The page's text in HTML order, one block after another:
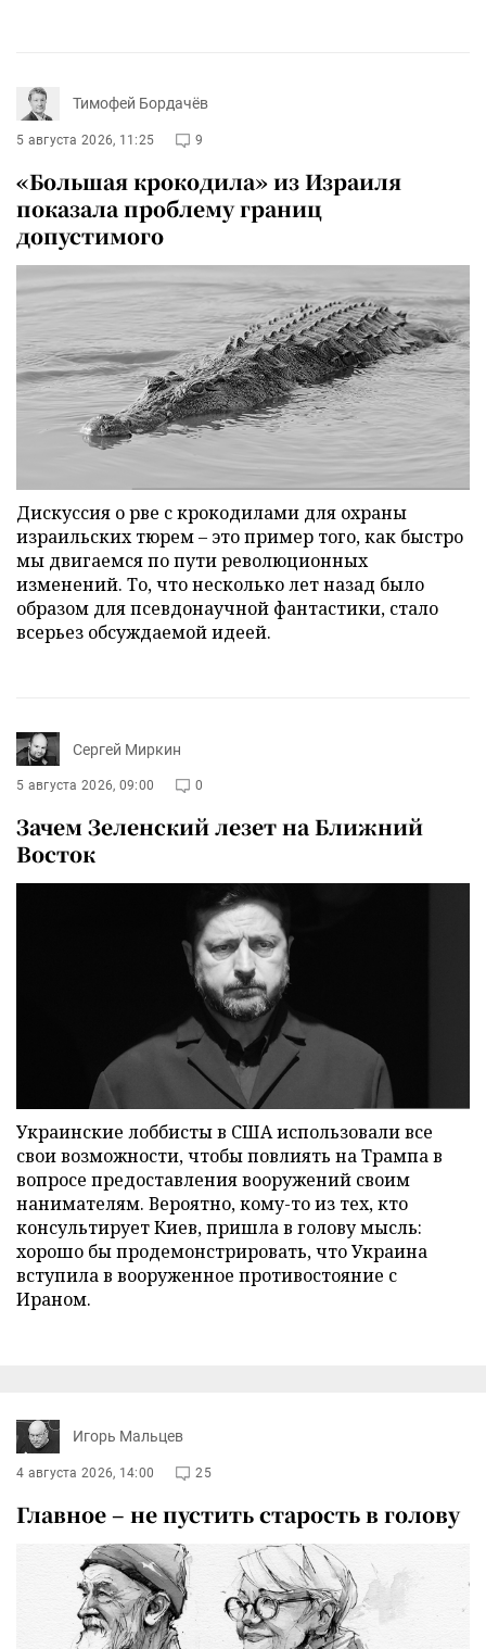
Тимофей Бордачёв
5 августа 2026, 11:25 9
«Большая крокодила» из Израиля
показала проблему границ
допустимого
Дискуссия о рве с крокодилами для охраны
израильских тюрем – это пример того, как быстро
мы двигаемся по пути революционных
изменений. То, что несколько лет назад было
образом для псевдонаучной фантастики, стало
всерьез обсуждаемой идеей.
Сергей Миркин
5 августа 2026, 09:00 0
Зачем Зеленский лезет на Ближний
Восток
Украинские лоббисты в США использовали все
свои возможности, чтобы повлиять на Трампа в
вопросе предоставления вооружений своим
нанимателям. Вероятно, кому-то из тех, кто
консультирует Киев, пришла в голову мысль:
хорошо бы продемонстрировать, что Украина
вступила в вооруженное противостояние с
Ираном.
Игорь Мальцев
4 августа 2026, 14:00 25
Главное – не пустить старость в голову